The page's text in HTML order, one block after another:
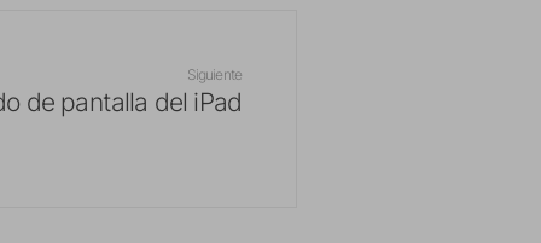
Siguiente
de pantalla del iPad